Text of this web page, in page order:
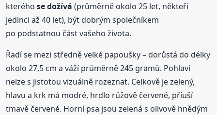
kteréhose dožívá (průměrně okolo 25 let, někteří
jedinci až 40 let), být dobrým společníkem
po podstatnou část vašeho života.
Řadí se mezi středně velké papoušky – dorůstá do délky
okolo 27,5 cm a váží průměrně 245 gramů. Pohlaví
nelze s jistotou vizuálně rozeznat. Celkově je zelený,
hlavu a krk má modré, hrdlo růžově červené, příuší
tmavě červené. Horní psa jsou zelená s olivově hnědým